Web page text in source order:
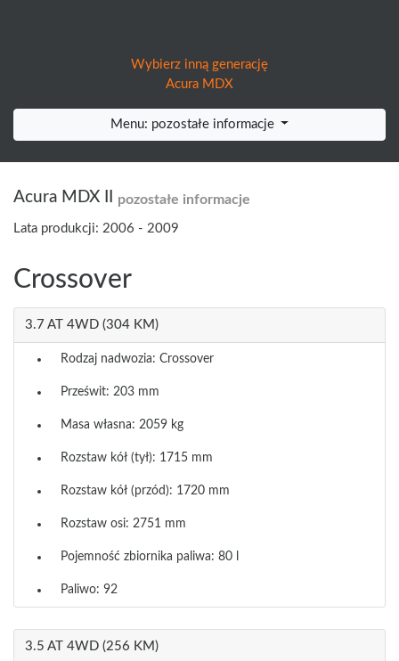
Wybierz inną generację
Acura MDX
Menu: pozostałe informacje
Acura MDX II pozostałe informacje
Lata produkcji: 2006 - 2009
Crossover
3.7 AT 4WD (304 KM)
Rodzaj nadwozia: Crossover
Prześwit: 203 mm
Masa własna: 2059 kg
Rozstaw kół (tył): 1715 mm
Rozstaw kół (przód): 1720 mm
Rozstaw osi: 2751 mm
Pojemność zbiornika paliwa: 80 l
Paliwo: 92
3.5 AT 4WD (256 KM)